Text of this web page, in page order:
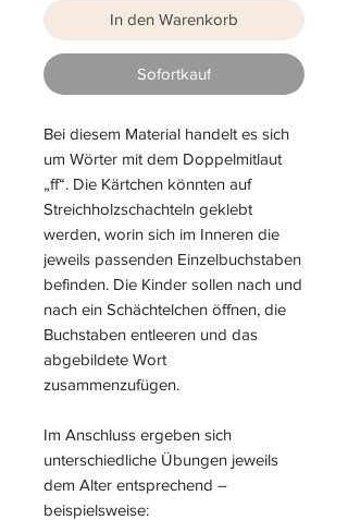
In den Warenkorb
Sofortkauf
Bei diesem Material handelt es sich
um Wörter mit dem Doppelmitlaut
„ff“. Die Kärtchen könnten auf
Streichholzschachteln geklebt
werden, worin sich im Inneren die
jeweils passenden Einzelbuchstaben
befinden. Die Kinder sollen nach und
nach ein Schächtelchen öffnen, die
Buchstaben entleeren und das
abgebildete Wort
zusammenzufügen.
Im Anschluss ergeben sich
unterschiedliche Übungen jeweils
dem Alter entsprechend –
beispielsweise: